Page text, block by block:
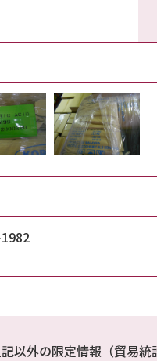
以外の限定情報（貿易統